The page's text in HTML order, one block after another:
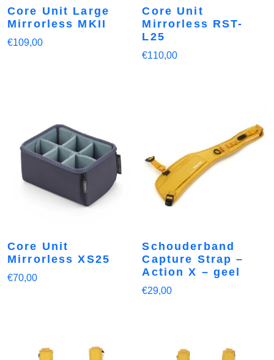
Core Unit Large
Mirrorless MKII
€109,00
Core Unit
Mirrorless RST-
L25
€110,00
Core Unit
Mirrorless XS25
€70,00
Schouderband
Capture Strap –
Action X – geel
€29,00